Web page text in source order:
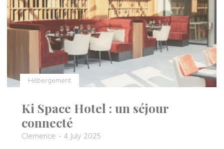
moderne
au
coeur
Alpes"
Hébergement
Ki Space Hotel : un séjour
connecté
Clemence
4 July 2025